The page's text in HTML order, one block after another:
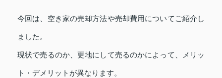
今回は、空き家の売却方法や売却費用についてご紹介し
ました。
現状で売るのか、更地にして売るのかによって、メリッ
ト・デメリットが異なります。